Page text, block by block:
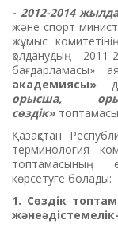
- 2012-2014
және спорт
жұмыс
қолданудың
бағдарламасы»
академиясы»
орысша,
сөздік»
Қазақстан
терминология
топтамасының
көрсетуге болады:
1. Сөздік